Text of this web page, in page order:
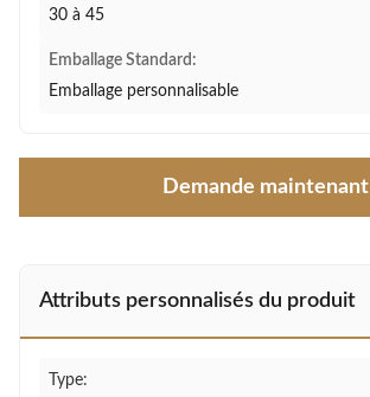
30 à 45
Emballage Standard:
Emballage personnalisable
Demande maintenant
Attributs personnalisés du produit
Type: